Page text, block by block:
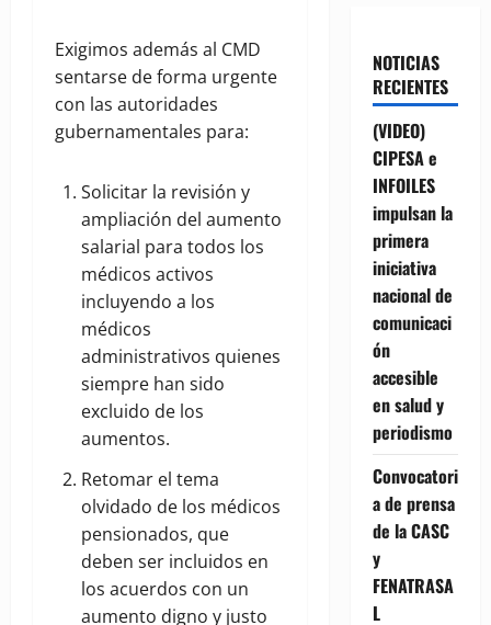
Exigimos además al CMD
sentarse de forma urgente
con las autoridades
gubernamentales para:
Solicitar la revisión y
ampliación del aumento
salarial para todos los
médicos activos
incluyendo a los
médicos
administrativos quienes
siempre han sido
excluido de los
aumentos.
Retomar el tema
olvidado de los médicos
pensionados, que
deben ser incluidos en
los acuerdos con un
aumento digno y justo
NOTICIAS
RECIENTES
(VIDEO)
CIPESA e
INFOILES
impulsan la
primera
iniciativa
nacional de
comunicaci
ón
accesible
en salud y
periodismo
Convocatori
a de prensa
de la CASC
y
FENATRASA
L